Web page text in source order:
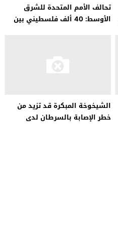
تحالف الأمم المتحدة للشرق
الأوسط: 40 ألف فلسطيني بين
الشيخوخة المبكرة قد تزيد من
خطر الإصابة بالسرطان لدى